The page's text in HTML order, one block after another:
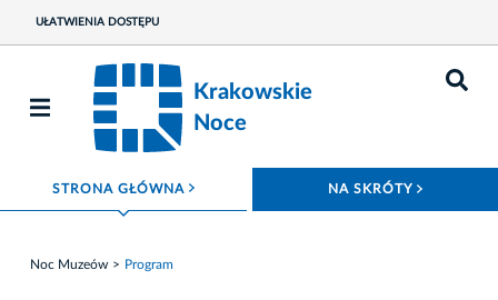
UŁATWIENIA DOSTĘPU
Krakowskie
Noce
STRONA GŁÓWNA ROZWIŃ MENU NA SKRÓTY
Noc Muzeów Program